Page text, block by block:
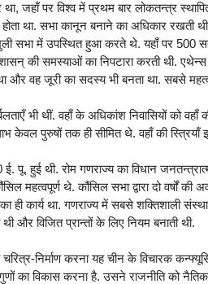
जहाँ पर विश्व में प्रथम बार लोकतन्त्र
था. सभा कानून बनाने का अधिकार रखती
सभा में उपस्थित हुआ करते थे. यहाँ पर 500
शासन् की समस्याओं का निपटारा करती थी.
वह जूरी का सदस्य भी बनता था. सबसे
भी थीं. वहाँ के अधिकांश निवासियों को वहाँ
केवल पुरुषों तक ही सीमित थे. वहाँ की स्त्रियाँ
ई. पू. हुई थी. रोम गणराज्य का विधान
महत्वपूर्ण थे. कौंसिल सभा द्वारा दो वर्षों
ही कार्य था. गणराज्य में सबसे शक्तिशाली
और विजित प्रान्तों के लिए नियम बनाती थी.
निर्माण करना यह चीन के विचारक
का विकास करना है. उसने राजनीति को